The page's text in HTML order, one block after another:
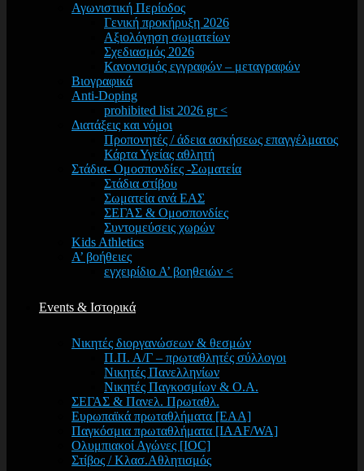
Αγωνιστική Περίοδος
Γενική προκήρυξη 2026
Αξιολόγηση σωματείων
Σχεδιασμός 2026
Κανονισμός εγγραφών – μεταγραφών
Βιογραφικά
Anti-Doping
prohibited list 2026 gr <
Διατάξεις και νόμοι
Προπονητές / άδεια ασκήσεως επαγγέλματος
Κάρτα Υγείας αθλητή
Στάδια- Ομοσπονδίες -Σωματεία
Στάδια στίβου
Σωματεία ανά ΕΑΣ
ΣΕΓΑΣ & Ομοσπονδίες
Συντομεύσεις χωρών
Kids Athletics
Α’ βοήθειες
εγχειρίδιο Α’ βοηθειών <
Events & Ιστορικά
Νικητές διοργανώσεων & θεσμών
Π.Π. Α/Γ – πρωταθλητές σύλλογοι
Νικητές Πανελληνίων
Νικητές Παγκοσμίων & Ο.Α.
ΣΕΓΑΣ & Πανελ. Πρωταθλ.
Ευρωπαϊκά πρωταθλήματα [EAA]
Παγκόσμια πρωταθλήματα [IAAF/WA]
Ολυμπιακοί Αγώνες [IOC]
Στίβος / Κλασ.Αθλητισμός